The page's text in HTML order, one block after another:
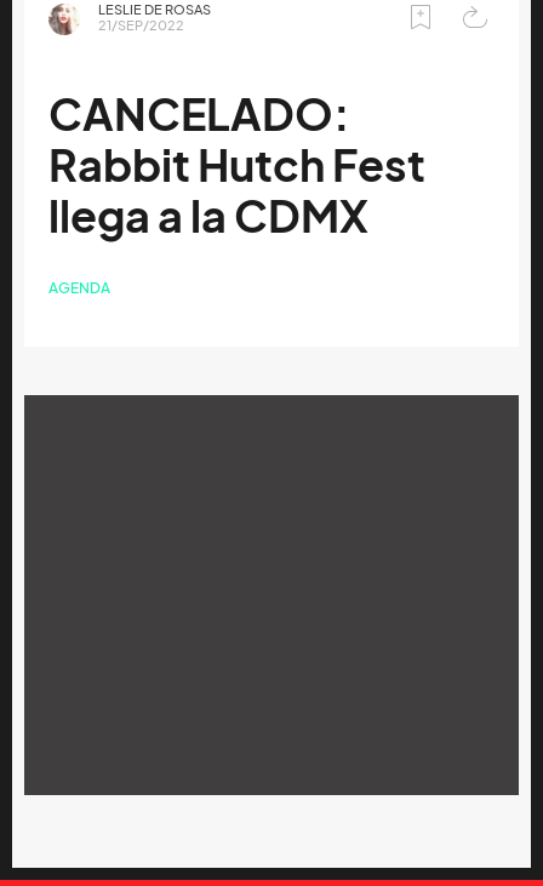
LESLIE DE ROSAS
21/SEP/2022
CANCELADO:
Rabbit Hutch Fest
llega a la CDMX
AGENDA